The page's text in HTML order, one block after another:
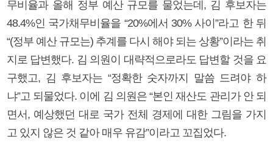
무비율과 올해 정부 예산 규모를 물었는데, 김 후보자는
48.4%인 국가채무비율을 “20%에서 30% 사이”라고 한 뒤
“(정부 예산 규모는) 추계를 다시 해야 되는 상황”이라는 취
지로 답변했다. 김 의원이 대략적으로라도 답변할 것을 요
구했고, 김 후보자는 “정확한 숫자까지 말씀 드려야 하
냐”고 되물었다. 이에 김 의원은 “본인 재산도 관리가 안 되
면서, 예상했던 대로 국가 전체 경제에 대한 그림을 가지
고 있지 않은 것 같아 매우 유감”이라고 꼬집었다.